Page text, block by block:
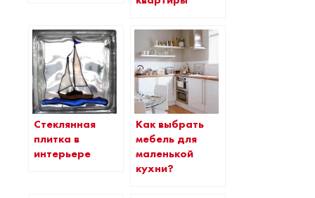
Стеклянная
плитка в
интерьере
Как выбрать
мебель для
маленькой
кухни?